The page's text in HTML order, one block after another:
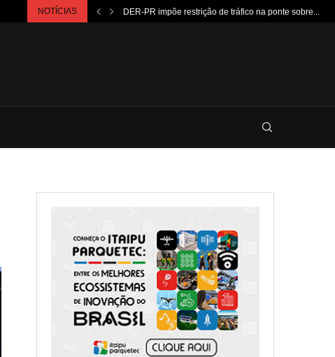
NOTÍCIAS DER-PR impõe restrição de tráfico na ponte sobre...